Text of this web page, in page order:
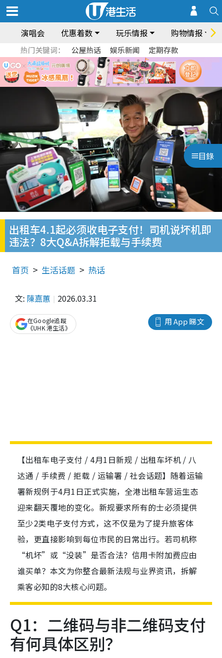
演唱会 优惠着数 玩乐情报 购物情报
热门关键词： 公屋热话 娱乐新闻 定期存款
目錄
出租车4.1起必须收电子支付！司机说坏机即
违法？8大Q&A拆解拒载与手续费
首页 生活话题 热话
文: 陳嘉蕙 2026.03.31
用 App 睇文
在Google追蹤
《UHK 港生活》
【出租车电子支付 / 4月1日新规 / 出租车坏机 / 八
达通 / 手续费 / 拒载 / 运输署 / 社会话题】随着运输
署新规例于4月1日正式实施，全港出租车营运生态
迎来翻天覆地的变化。新规要求所有的士必须提供
至少2类电子支付方式，这不仅是为了提升旅客体
验，更直接影响到每位市民的日常出行。若司机称
“机坏”或“没装”是否合法？信用卡附加费应由
谁买单？本文为你整合最新法规与业界资讯，拆解
乘客必知的8大核心问题。
Q1：二维码与非二维码支付
有何具体区别？